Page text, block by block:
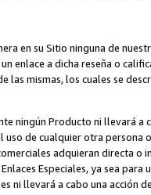
en su Sitio ninguna de
enlace a dicha reseña o
las mismas, los cuales se
ningún Producto ni llevará a
uso de cualquier otra
adquieran directa o
Especiales, ya sea
ni llevará a cabo una